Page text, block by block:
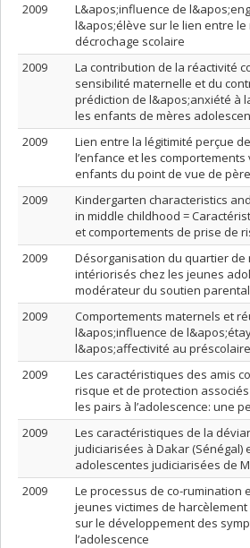
2009
L&apos;influence de
l&apos;élève sur le lien entre
décrochage scolaire
2009
La contribution de la réactivité
sensibilité maternelle et du
prédiction de l&apos;anxiété à
les enfants de mères
2009
Lien entre la légitimité perçue
l’enfance et les comportements
enfants du point de vue de
2009
Kindergarten characteristics
in middle childhood =
et comportements de prise de
2009
Désorganisation du quartier
intériorisés chez les jeunes
modérateur du soutien parental
2009
Comportements maternels et
l&apos;influence de
l&apos;affectivité au préscolaire
2009
Les caractéristiques des amis
risque et de protection
les pairs à l’adolescence: une
2009
Les caractéristiques de la
judiciarisées à Dakar (Sénégal)
adolescentes judiciarisées de
2009
Le processus de co-rumination
jeunes victimes de
sur le développement des
l’adolescence